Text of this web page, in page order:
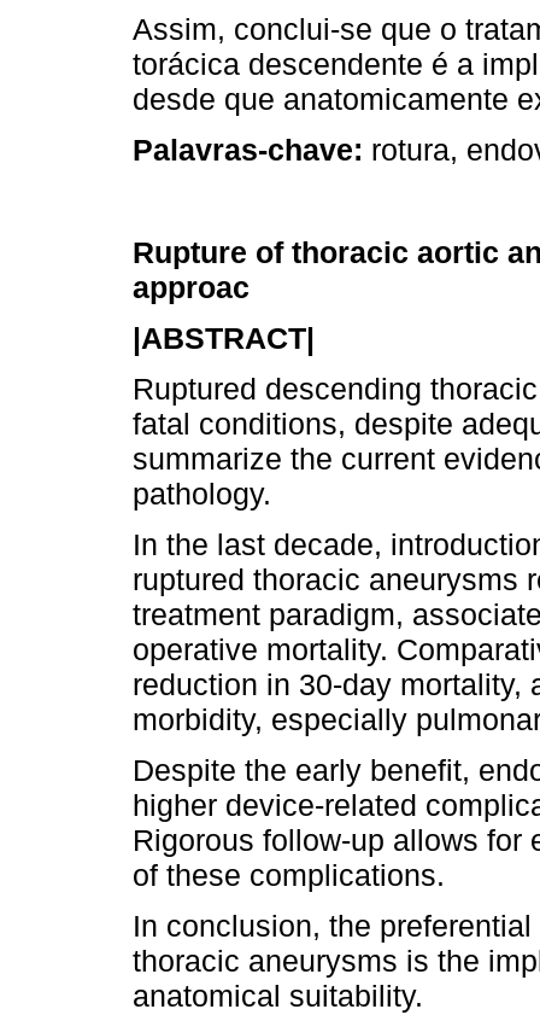
Assim, conclui-se que o
torácica descendente é a
desde que anatomicamente
Palavras-chave: rotura,
Rupture of thoracic aortic
approac
|ABSTRACT|
Ruptured descending
fatal conditions, despite
summarize the current
pathology.
In the last decade,
ruptured thoracic aneurysms
treatment paradigm,
operative mortality.
reduction in 30-day mortality,
morbidity, especially
Despite the early benefit,
higher device-related
Rigorous follow-up allows for
of these complications.
In conclusion, the
thoracic aneurysms is the
anatomical suitability.